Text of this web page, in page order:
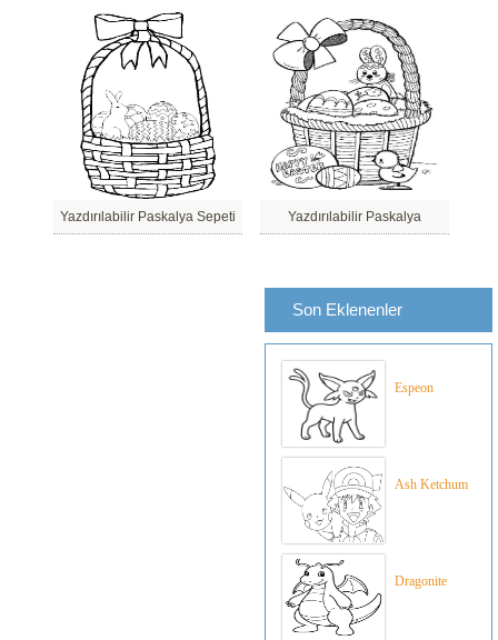
Yazdırılabilir Paskalya Sepeti Yazdırılabilir Paskalya
Son Eklenenler
Espeon
Ash Ketchum
Dragonite